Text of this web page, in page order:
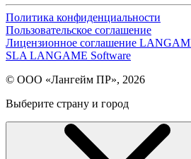
Политика конфиденциальности
Пользовательское соглашение
Лицензионное соглашение
SLA LANGAME Software
© ООО «Лангейм ПР», 2026
Выберите страну и город